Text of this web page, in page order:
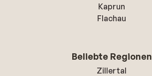
Kaprun
Flachau
Beliebte Regionen
Zillertal